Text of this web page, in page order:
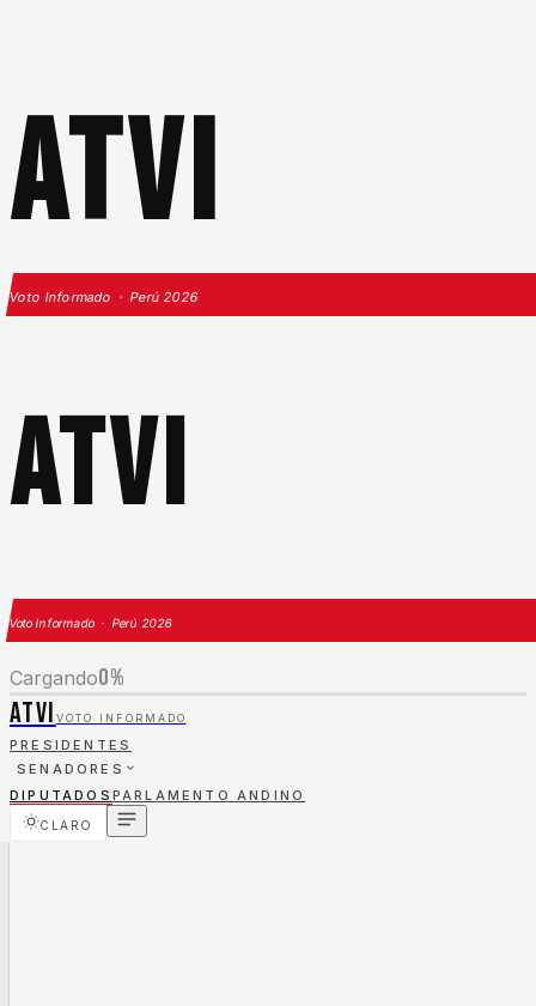
ATVI
Voto Informado · Perú 2026
ATVI
Voto Informado · Perú 2026
Cargando0%
ATVI VOTO INFORMADO
PRESIDENTES
SENADORES
DIPUTADOS PARLAMENTO ANDINO
CLARO